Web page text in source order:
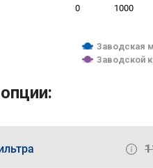
Заводская
Заводской
0 1000